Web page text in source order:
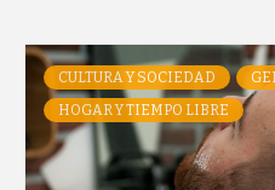
CULTURA Y SOCIEDAD
HOGAR Y TIEMPO LIBRE